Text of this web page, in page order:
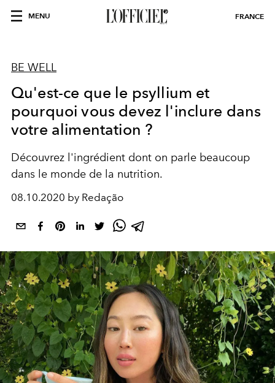
MENU FRANCE
BE WELL
Qu'est-ce que le psyllium et
pourquoi vous devez l'inclure dans
votre alimentation ?
Découvrez l'ingrédient dont on parle beaucoup
dans le monde de la nutrition.
08.10.2020 by Redação